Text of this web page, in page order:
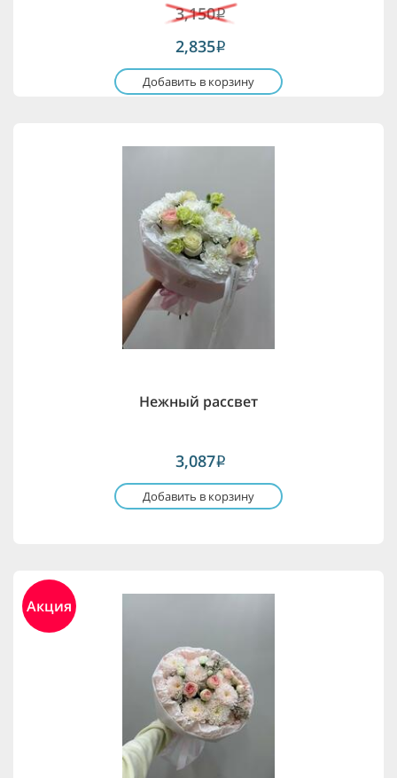
3,150i
2,835i
Добавить в корзину
Нежный рассвет
3,087i
Добавить в корзину
Акция